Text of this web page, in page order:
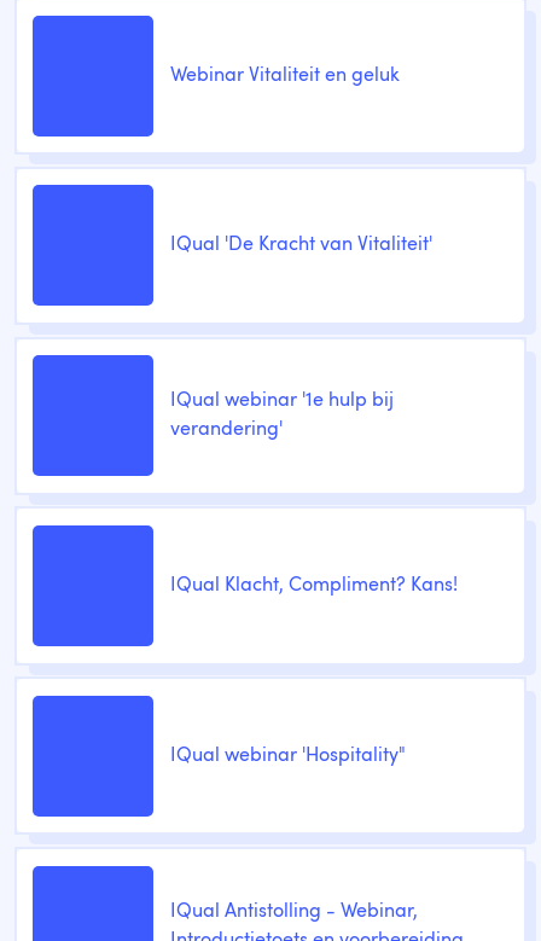
Webinar Vitaliteit en geluk
IQual 'De Kracht van Vitaliteit'
IQual webinar '1e hulp bij
verandering'
IQual Klacht, Compliment? Kans!
IQual webinar 'Hospitality"
IQual Antistolling - Webinar,